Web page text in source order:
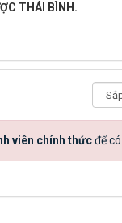
THÁI BÌNH.
viên chính thứcđể